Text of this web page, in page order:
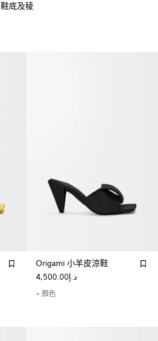
底及稜
Origami 小羊皮涼鞋
د.إ4,500.00
+ 顏色